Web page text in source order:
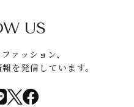
US
ァッション、
を発信しています。